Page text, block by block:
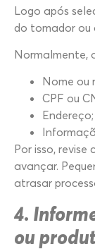
Logo após
do tomador ou
Normalmente,
Nome ou
CPF ou
Endereço;
Por isso,
avançar.
atrasar
4.
ou